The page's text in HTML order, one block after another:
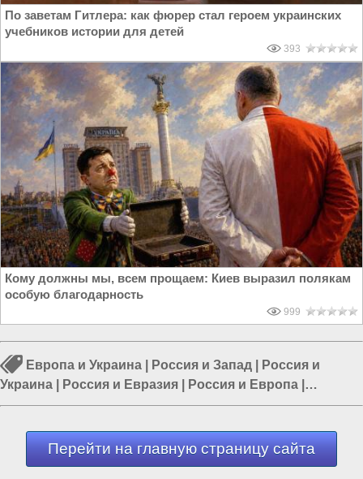
По заветам Гитлера: как фюрер стал героем украинских
учебников истории для детей
393
Кому должны мы, всем прощаем: Киев выразил полякам
особую благодарность
999
Европа и Украина Россия и Запад
Россия и
Украина
Россия и Евразия Россия и Европа
Политика в Украине|Россия и ЕС
Перейти на главную страницу сайта